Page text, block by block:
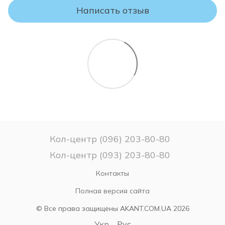
товара.
ВНИМАНИЕ!
модели и размера матраса Вашему заказу.
Если Вы не уверены в выборе матраса – не
распаковывайте его, поскольку после снятия заводской
упаковки матрас считается таким, какой был в
использовании и ВОЗВРАТУ или ОБМЕНУ НЕ ПОДЛЕЖИТ!
Написать отзыв
Кол-центр (096) 203-80-80
Кол-центр (093) 203-80-80
Контакты
Полная версия сайта
© Все права защищены AKANT.COM.UA 2026